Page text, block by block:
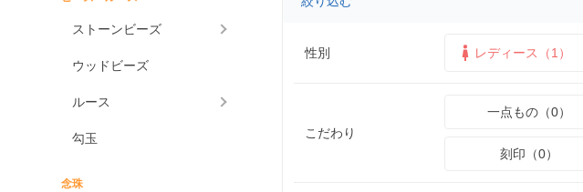
ストーンビーズ
ウッドビーズ
ルース
勾玉
念珠
性別 レディース（1）
こだわり
一点もの（0）
刻印（0）